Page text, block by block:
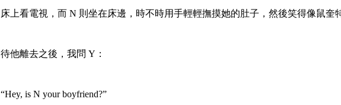
床上看電視，而 N 則坐在床邊，時不時用手輕輕撫摸她的肚子，然後笑得像鼠奎
待他離去之後，我問 Y：
“Hey, is N your boyfriend?”